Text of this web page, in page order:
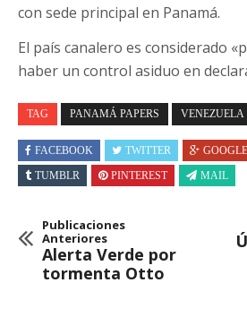
con sede principal en Panamá.
El país canalero es considerado
haber un control asiduo en
TAG PANAMÁ PAPERS VENEZUELA
FACEBOOK TWITTER
TUMBLR
PINTEREST MAIL
Publicaciones
Anteriores
Alerta Verde por
tormenta Otto